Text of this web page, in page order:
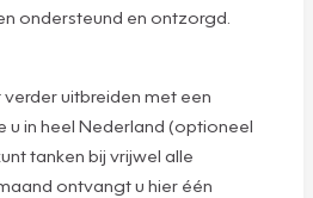
ondersteund en ontzorgd.
uitbreiden met een
in heel Nederland (optioneel
tanken bij vrijwel alle
ontvangt u hier één